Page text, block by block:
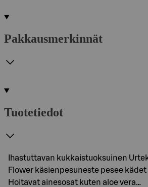
Pakkausmerkinnät
Tuotetiedot
Ihastuttavan kukkaistuoksuinen
Flower käsienpesuneste pesee
Hoitavat ainesosat kuten aloe vera…